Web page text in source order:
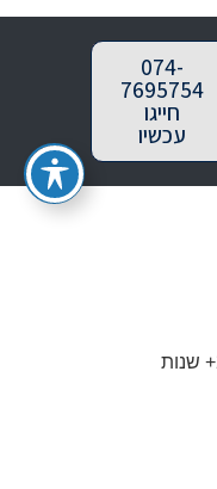
074-
7695754
חייגו
עכשיו
מציעה את כל שירותי הבטיחות והכיבוי לעסקים, מפעלים ומבני ציבור בחדרה (מישור החוף הצפוני). עם 20+ שנות